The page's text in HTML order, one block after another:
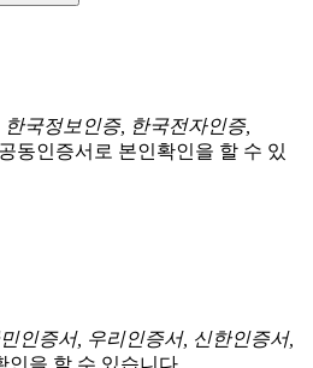
국정보인증, 한국전자인증,
동인증서로 본인확인을 할 수 있
인증서, 우리인증서, 신한인증서,